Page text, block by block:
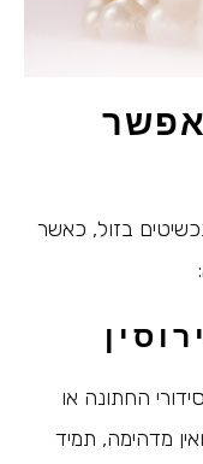
אפשר
בזול, כאשר
החתונה או
מדהימה, תמיד